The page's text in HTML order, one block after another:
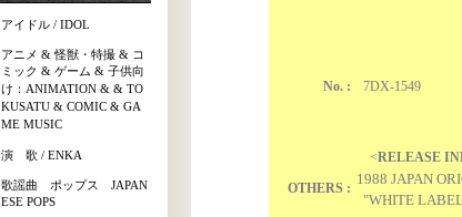
アイドル / IDOL
アニメ & 怪獣・特撮 & コ
ミック & ゲーム & 子供向
け：ANIMATION & & TO
KUSATU & COMIC & GA
ME MUSIC
演 歌 / ENKA
歌謡曲 ポップス JAPAN
ESE POPS
No. : 7DX-1549
OTHERS :
<RELEASE
1988 JAPAN
"WHITE